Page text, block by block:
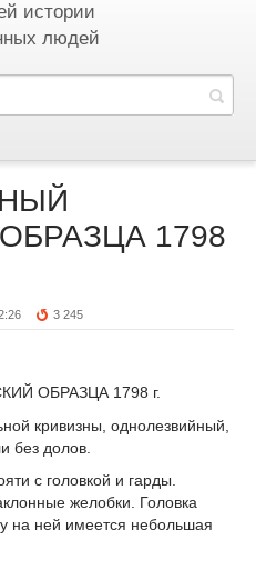
истории
людей
1798
3 245
ОБРАЗЦА 1798 г.
кривизны, однолезвийный,
без долов.
с головкой и гарды.
желобки. Головка
на ней имеется небольшая